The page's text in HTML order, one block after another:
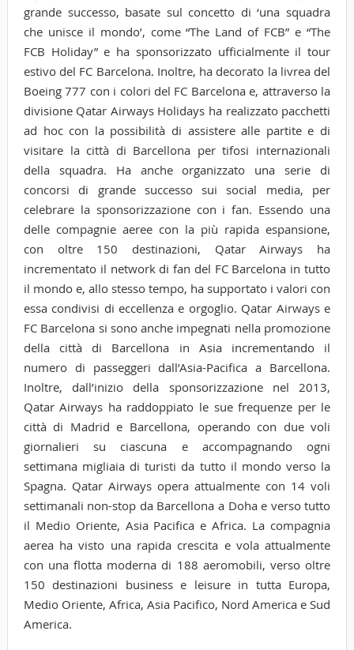
grande successo, basate sul concetto di ‘una squadra
che unisce il mondo’, come “The Land of FCB” e “The
FCB Holiday” e ha sponsorizzato ufficialmente il tour
estivo del FC Barcelona. Inoltre, ha decorato la livrea del
Boeing 777 con i colori del FC Barcelona e, attraverso la
divisione Qatar Airways Holidays ha realizzato pacchetti
ad hoc con la possibilità di assistere alle partite e di
visitare la città di Barcellona per tifosi internazionali
della squadra. Ha anche organizzato una serie di
concorsi di grande successo sui social media, per
celebrare la sponsorizzazione con i fan. Essendo una
delle compagnie aeree con la più rapida espansione,
con oltre 150 destinazioni, Qatar Airways ha
incrementato il network di fan del FC Barcelona in tutto
il mondo e, allo stesso tempo, ha supportato i valori con
essa condivisi di eccellenza e orgoglio. Qatar Airways e
FC Barcelona si sono anche impegnati nella promozione
della città di Barcellona in Asia incrementando il
numero di passeggeri dall’Asia-Pacifica a Barcellona.
Inoltre, dall’inizio della sponsorizzazione nel 2013,
Qatar Airways ha raddoppiato le sue frequenze per le
città di Madrid e Barcellona, operando con due voli
giornalieri su ciascuna e accompagnando ogni
settimana migliaia di turisti da tutto il mondo verso la
Spagna. Qatar Airways opera attualmente con 14 voli
settimanali non-stop da Barcellona a Doha e verso tutto
il Medio Oriente, Asia Pacifica e Africa. La compagnia
aerea ha visto una rapida crescita e vola attualmente
con una flotta moderna di 188 aeromobili, verso oltre
150 destinazioni business e leisure in tutta Europa,
Medio Oriente, Africa, Asia Pacifico, Nord America e Sud
America.